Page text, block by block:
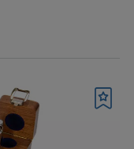
Merkliste